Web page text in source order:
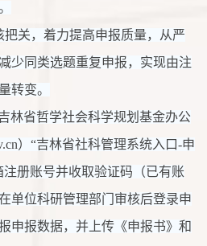
关，着力提高申报质量，从严
少同类选题重复申报，实现由注
转变。
省哲学社会科学规划基金办公
）“吉林省社科管理系统入口-申
册账号并收取验证码（已有账
单位科研管理部门审核后登录申
申报数据，并上传《申报书》和